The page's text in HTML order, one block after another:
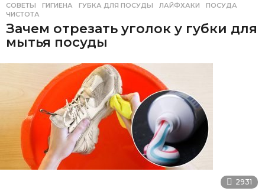
СОВЕТЫ ГИГИЕНА ,ГУБКА ДЛЯ ПОСУДЫ ,ЛАЙФХАКИ ,ПОСУДА
ЧИСТОТА
Зачем отрезать уголок у губки для
мытья посуды
2931